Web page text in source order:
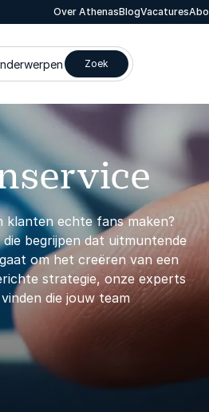
Over AthenasBlogVacatures
Zoek
klanten echte fans maken?
begrijpen dat uitmuntende
om het creëren van een
strategie, onze experts
die jouw team